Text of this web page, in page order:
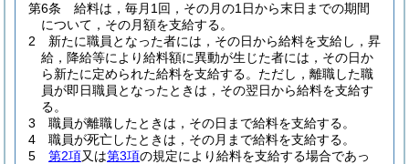
第6条
給料は，毎月1回，その月の1日から末日までの期間
について，その月額を支給する。
2
新たに職員となった者には，その日から給料を支給し，昇
給，降給等により給料額に異動が生じた者には，その日か
ら新たに定められた給料を支給する。 ただし，離職した職
員が即日職員となったときは，その翌日から給料を支給す
る。
3
職員が離職したときは，その日まで給料を支給する。
4
職員が死亡したときは，その月まで給料を支給する。
5
第2項又は第3項の規定により給料を支給する場合であっ